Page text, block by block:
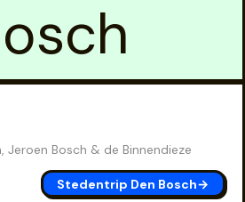
Jeroen Bosch & de Binnendieze
Stedentrip Den Bosch→